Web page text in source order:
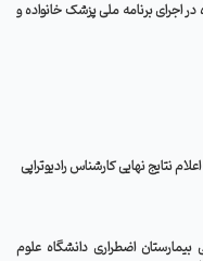
اجرای برنامه ملی پزشک خانواده و
اضطراری دانشگاه علوم